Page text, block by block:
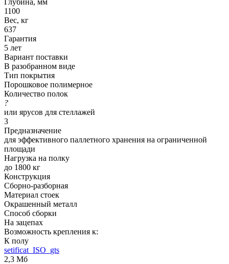
1100
Вес, кг
637
Гарантия
5 лет
Вариант поставки
В разобранном виде
Тип покрытия
Порошковое полимерное
Количество полок
?
или ярусов для стеллажей
3
Предназначение
для эффективного паллетного хранения на ограниченной
площади
Нагрузка на полку
до 1800 кг
Конструкция
Сборно-разборная
Материал стоек
Окрашенный металл
Способ сборки
На зацепах
Возможность крепления к:
К полу
setificat_ISO_gts
2,3 Мб